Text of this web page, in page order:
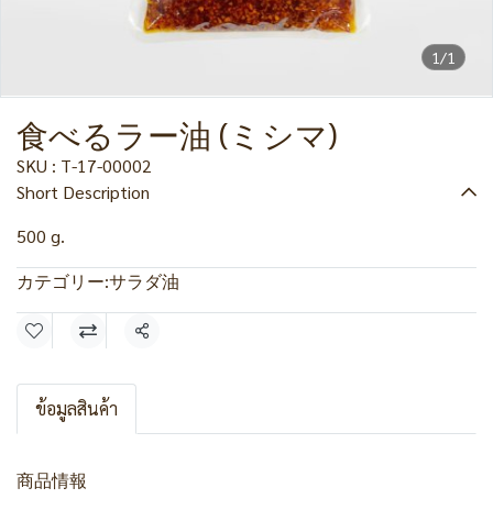
1/1
食べるラー油 (ミシマ)
SKU : T-17-00002
Short Description
500 g.
カテゴリー:サラダ油
共有
ข้อมูลสินค้า
商品情報